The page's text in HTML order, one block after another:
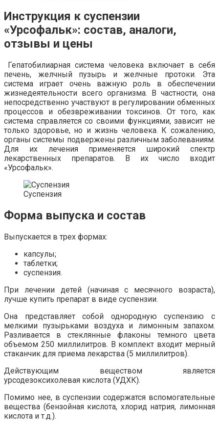
Инструкция к суспензии
«Урсофальк»: состав, аналоги,
отзывы и цены
Гепатобилиарная система человека включает в себя
печень, желчный пузырь и желчные протоки. Эта
система играет очень важную роль в обеспечении
жизнедеятельности всего организма. В частности, она
непосредственно участвуют в регулировании обменных
процессов и обезвреживании токсинов. От того, как
система справляется со своими функциями, зависит не
только здоровье, но и жизнь человека. К сожалению,
органы системы подвержены различным заболеваниям.
Для их лечения применяется широкий спектр
лекарственных препаратов. В их число входит
«Урсофальк».
Суспензия
Форма выпуска и состав
Выпускается в трех формах:
капсулы;
таблетки;
суспензия.
При лечении детей (начиная с месячного возраста),
лучше купить препарат в виде суспензии.
Она представляет собой однородную суспензию с
мелкими пузырьками воздуха и лимонным запахом.
Разливается в стеклянные флаконы темного цвета
объемом 250 миллилитров. В комплект входит мерный
стаканчик для приема лекарства (5 миллилитров).
Действующим веществом является
урсодезоксихолевая кислота (УДХК).
Помимо нее, в суспензии содержатся вспомогательные
вещества (бензойная кислота, хлорид натрия, лимонная
кислота и т.д.).